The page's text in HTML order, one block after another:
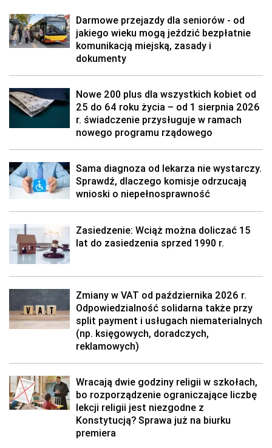
Darmowe przejazdy dla seniorów - od
jakiego wieku mogą jeździć bezpłatnie
komunikacją miejską, zasady i
dokumenty
Nowe 200 plus dla wszystkich kobiet od
25 do 64 roku życia – od 1 sierpnia 2026
r. świadczenie przysługuje w ramach
nowego programu rządowego
Sama diagnoza od lekarza nie wystarczy.
Sprawdź, dlaczego komisje odrzucają
wnioski o niepełnosprawność
Zasiedzenie: Wciąż można doliczać 15
lat do zasiedzenia sprzed 1990 r.
Zmiany w VAT od października 2026 r.
Odpowiedzialność solidarna także przy
split payment i usługach niematerialnych
(np. księgowych, doradczych,
reklamowych)
Wracają dwie godziny religii w szkołach,
bo rozporządzenie ograniczające liczbę
lekcji religii jest niezgodne z
Konstytucją? Sprawa już na biurku
premiera